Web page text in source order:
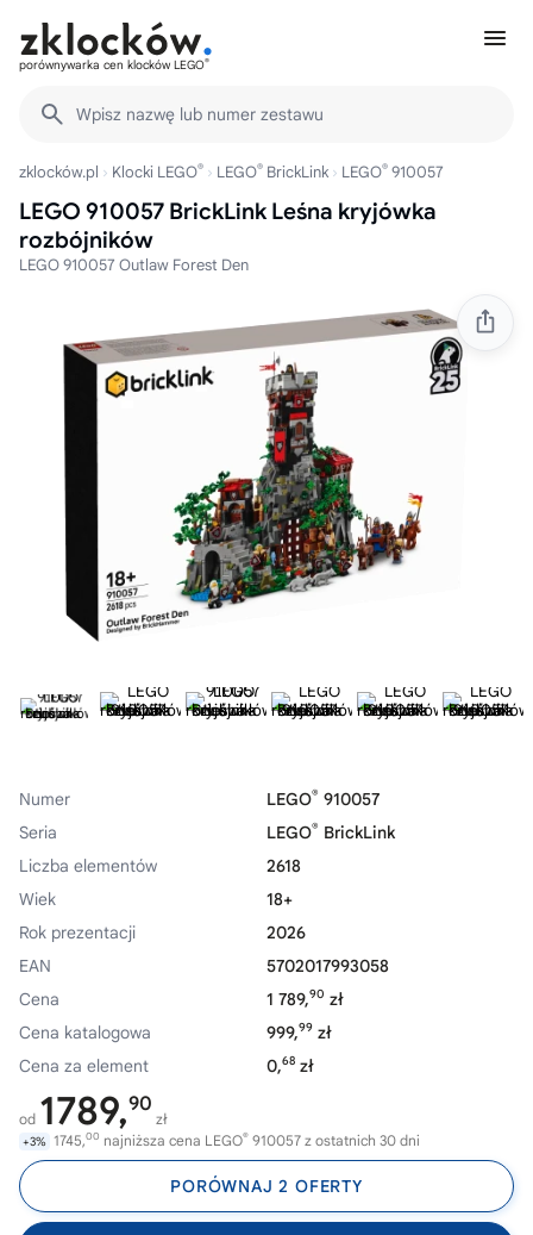
porównywarka cen klocków LEGO®
Wpisz nazwę lub numer zestawu
zklocków.pl Klocki LEGO® LEGO® BrickLink LEGO® 910057
LEGO 910057 BrickLink Leśna kryjówka
rozbójników
LEGO 910057 Outlaw Forest Den
Numer LEGO® 910057
Seria
LEGO® BrickLink
Liczba elementów
2618
Wiek
18+
Rok prezentacji
2026
EAN
5702017993058
Cena
1 789,90 zł
Cena katalogowa
999,99 zł
Cena za element
0,68 zł
od 1789,90
zł
+3% 1745,00 najniższa cena LEGO® 910057 z ostatnich 30 dni
PORÓWNAJ 2 OFERTY